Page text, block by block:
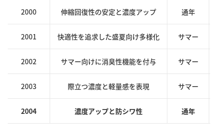
2000 伸縮回復性の安定と濃度アップ 通年
2001 快適性を追求した盛夏向け多様化 サマー
2002 サマー向けに消臭性機能を付与 サマー
2003 際立つ濃度と軽量感を表現 サマー
2004 濃度アップと防シワ性 通年